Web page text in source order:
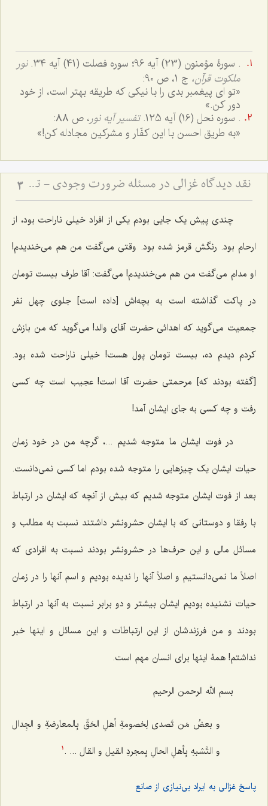
. سورۀ مؤمنون (23) آیه 96؛ سوره فصلت (41) آیه 34.
نور
ملکوت قرآن، ج ‌1، ص 90:
«تو اى پیغمبر بدى را با نیکى که طریقه بهتر است، از خود
دور کن.»‌
. سوره نحل (16) آیه 125.
تفسیر آیه نور، ص 88:
«به طریق احسن با این کفّار و مشرکین مجادله کن!»
نقد دیدگاه غزالی در مسئله ضرورت وجودی - تحلیل تفاوت مفهوم و مصداق در اثبات وجوب وجود 3
چندی پیش یک جایی بودم یکی از افراد خیلی ناراحت بود، از
ارحام بود. رنگش قرمز شده بود. وقتی می‌گفت من هم می‌خندیدم!
او مدام می‌گفت من هم می‌خندیدم! می‌گفت: آقا طرف بیست تومان
در پاکت گذاشته است به بچه‌اش [داده است] جلوی چهل نفر
جمعیت می‌گوید که اهدائی حضرت آقای والد! می‌گوید که من بازش
کردم دیدم ده، بیست تومان پول هست! خیلی ناراحت شده بود.
[گفته بودند که] مرحمتی حضرت آقا است! عجیب است چه کسی
رفت و چه کسی به جای ایشان آمد!
در فوت ایشان ما متوجه شدیم ...، گرچه من در خود زمان
حیات ایشان یک چیزهایی را متوجه شده بودم اما کسی نمی‌دانست.
بعد از فوت ایشان متوجه شدیم که بیش از آنچه که ایشان در ارتباط
با رفقا و دوستانی که با ایشان حشرونشر داشتند نسبت به مطالب و
مسائل مالی و این حرف‌ها در حشرونشر بودند نسبت به افرادی که
اصلاً ما نمی‌دانستیم و اصلاً آنها را ندیده بودیم و اسم آنها را در زمان
حیات نشنیده بودیم ایشان بیشتر و دو برابر نسبت به آنها در ارتباط
بودند و من فرزندشان از این ارتباطات و این مسائل و اینها خبر
نداشتم! همۀ اینها برای انسان مهم است.
بسم الله الرحمن الرحیم
و بعضُ مَن تَصدى لِخصومةِ أهلِ الحَقِّ بِالمعارضةِ و الجِدال
و التَّشبهِ بِأهلِ الحالِ بِمجردِ القیل و القال ... . 1
پاسخ غزالی به ایراد بی‌نیازی از صانع